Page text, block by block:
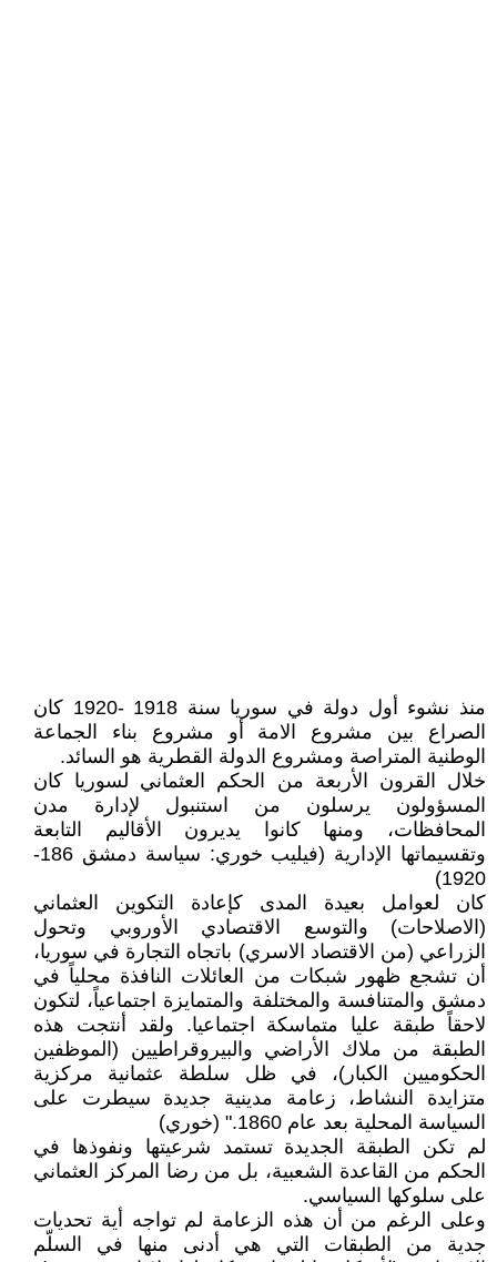
منذ نشوء أول دولة في سوريا سنة 1918 -1920 كان
الصراع بين مشروع الامة أو مشروع بناء الجماعة
الوطنية المتراصة ومشروع الدولة القطرية هو السائد.
خلال القرون الأربعة من الحكم العثماني لسوريا كان
المسؤولون يرسلون من استنبول لإدارة مدن
المحافظات، ومنها كانوا يديرون الأقاليم التابعة
وتقسيماتها الإدارية (فيليب خوري: سياسة دمشق 186-
1920)
كان لعوامل بعيدة المدى كإعادة التكوين العثماني
(الاصلاحات) والتوسع الاقتصادي الأوروبي وتحول
الزراعي (من الاقتصاد الاسري) باتجاه التجارة في سوريا،
أن تشجع ظهور شبكات من العائلات النافذة محلياً في
دمشق والمتنافسة والمختلفة والمتمايزة اجتماعياً، لتكون
لاحقاً طبقة عليا متماسكة اجتماعيا. ولقد أنتجت هذه
الطبقة من ملاك الأراضي والبيروقراطيين (الموظفين
الحكوميين الكبار)، في ظل سلطة عثمانية مركزية
متزايدة النشاط، زعامة مدينية جديدة سيطرت على
السياسة المحلية بعد عام 1860." (خوري)
لم تكن الطبقة الجديدة تستمد شرعيتها ونفوذها في
الحكم من القاعدة الشعبية، بل من رضا المركز العثماني
على سلوكها السياسي.
وعلى الرغم من أن هذه الزعامة لم تواجه أية تحديات
جدية من الطبقات التي هي أدنى منها في السلّم